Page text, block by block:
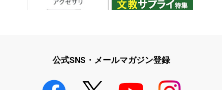
公式SNS・メールマガジン登録